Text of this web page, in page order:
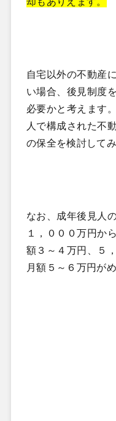
自宅以外の不動産
い場合、後見制度
必要かと考えます
人で構成された不
の保全を検討して
なお、成年後見人
１，０００万円か
額３～４万円、５
月額５～６万円が